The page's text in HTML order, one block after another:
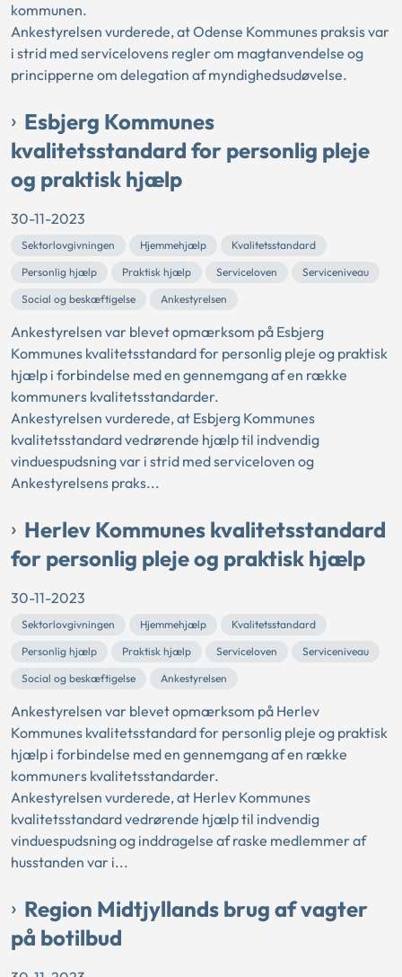
kommunen.
Ankestyrelsen vurderede, at Odense Kommunes praksis var
i strid med servicelovens regler om magtanvendelse og
principperne om delegation af myndighedsudøvelse.
Esbjerg Kommunes
kvalitetsstandard for personlig pleje
og praktisk hjælp
30-11-2023
Sektorlovgivningen Hjemmehjælp
Kvalitetsstandard
Personlig hjælp
Praktisk hjælp Serviceloven
Serviceniveau
Social og beskæftigelse
Ankestyrelsen
Ankestyrelsen var blevet opmærksom på Esbjerg
Kommunes kvalitetsstandard for personlig pleje og praktisk
hjælp i forbindelse med en gennemgang af en række
kommuners kvalitetsstandarder.
Ankestyrelsen vurderede, at Esbjerg Kommunes
kvalitetsstandard vedrørende hjælp til indvendig
vinduespudsning var i strid med serviceloven og
Ankestyrelsens praks...
Herlev Kommunes kvalitetsstandard
for personlig pleje og praktisk hjælp
30-11-2023
Sektorlovgivningen Hjemmehjælp
Kvalitetsstandard
Personlig hjælp
Praktisk hjælp Serviceloven
Serviceniveau
Social og beskæftigelse
Ankestyrelsen
Ankestyrelsen var blevet opmærksom på Herlev
Kommunes kvalitetsstandard for personlig pleje og praktisk
hjælp i forbindelse med en gennemgang af en række
kommuners kvalitetsstandarder.
Ankestyrelsen vurderede, at Herlev Kommunes
kvalitetsstandard vedrørende hjælp til indvendig
vinduespudsning og inddragelse af raske medlemmer af
husstanden var i...
Region Midtjyllands brug af vagter
på botilbud